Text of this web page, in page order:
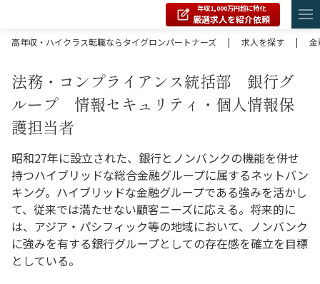
年収1,000万円超に特化
厳選求人を紹介依頼
高年収・ハイクラス転職ならタイグロンパートナーズ
| 求人を探す | 金
法務・コンプライアンス統括部 銀行グ
ループ 情報セキュリティ・個人情報保
護担当者
昭和27年に設立された、銀行とノンバンクの機能を併せ
持つハイブリッドな総合金融グループに属するネットバン
キング。ハイブリッドな金融グループである強みを活かし
て、従来では満たせない顧客ニーズに応える。将来的に
は、アジア・パシフィック等の地域において、ノンバンク
に強みを有する銀行グループとしての存在感を確立を目標
としている。